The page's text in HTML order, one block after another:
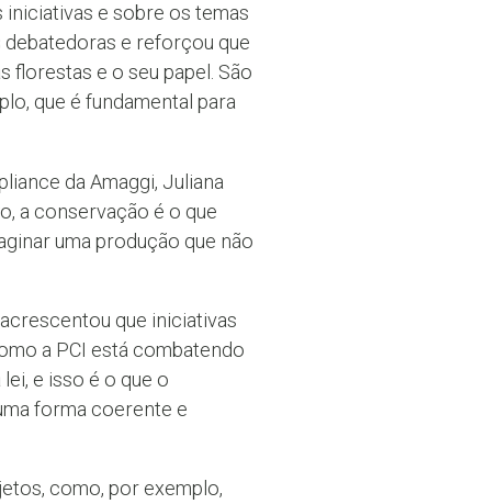
e sobre os temas
debatedoras e reforçou que
florestas e o seu papel. São
que é fundamental para
da Amaggi, Juliana
a conservação é o que
uma produção que não
que iniciativas
a PCI está combatendo
e isso é o que o
forma coerente e
como, por exemplo,